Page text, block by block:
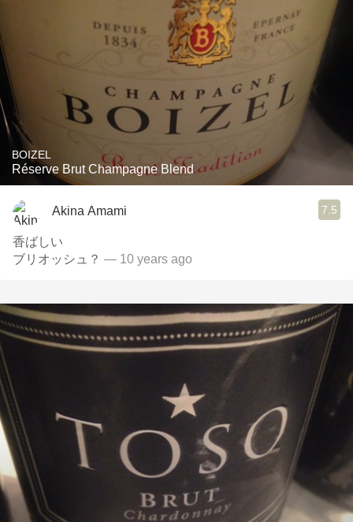
BOIZEL
Réserve Brut Champagne Blend
Akina Amami 7.5
香ばしい
ブリオッシュ？ — 10 years ago